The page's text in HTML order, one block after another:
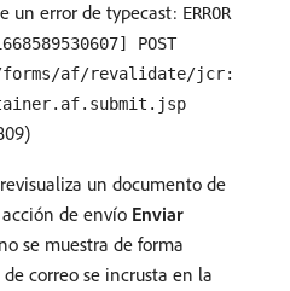
un error de typecast: ERROR
POST
forms/af/revalidate/jcr:
un documento de
de envío Enviar
se muestra de forma
correo se incrusta en la